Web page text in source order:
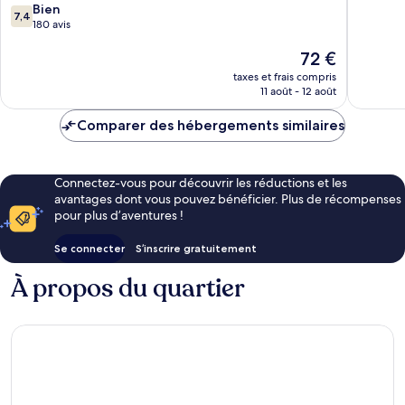
7.4
sur
7,4 Bien
180 avis
Le
nouveau
prix
de
72 €
taxes et frais compris
11 août - 12 août
Comparer des hébergements similaires
Connectez-vous pour découvrir les réductions et les
avantages dont vous pouvez bénéficier. Plus de récompenses
pour plus d’aventures !
Se connecter S’inscrire gratuitement
À propos du quartier